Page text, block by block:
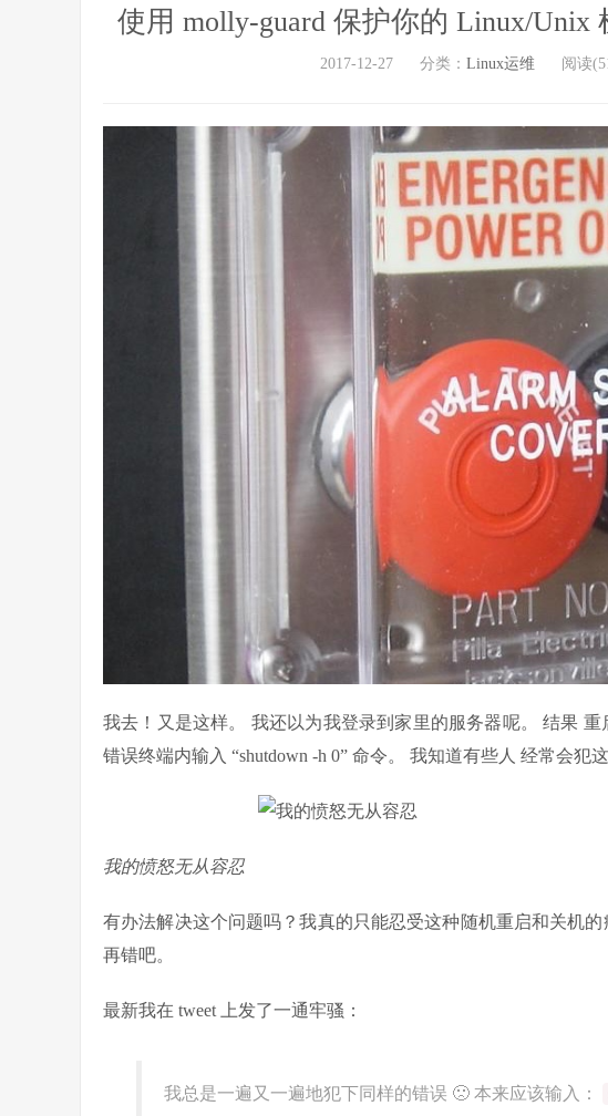
使用 molly-guard 保护你的 Linux/Unix
2017-12-27 分类： Linux运维 阅读
我去！又是这样。 我还以为我登录到家里的服务器呢。 结果
错误终端内输入 “shutdown -h 0” 命令。 我知道有些人 经常会犯这
我的愤怒无从容忍
有办法解决这个问题吗？我真的只能忍受这种随机重启和关机
再错吧。
最新我在 tweet 上发了一通牢骚：
我总是一遍又一遍地犯下同样的错误 🙁 本来应该输入：